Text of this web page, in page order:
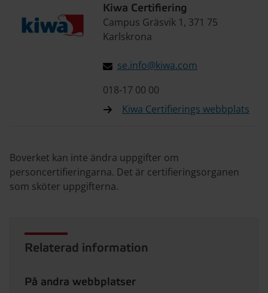
Kiwa Certifiering
Campus Gräsvik 1, 371 75
Karlskrona
se.info@kiwa.com
018-17 00 00
Kiwa Certifierings webbplats
Boverket kan inte ändra uppgifter om
personcertifieringarna. Det är certifieringsorganen
som sköter uppgifterna.
Relaterad information
På andra webbplatser